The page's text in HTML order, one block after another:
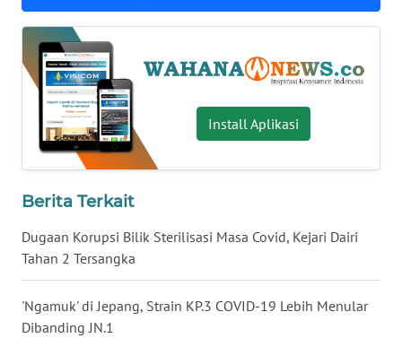
Install Aplikasi
Berita Terkait
Dugaan Korupsi Bilik Sterilisasi Masa Covid, Kejari Dairi
Tahan 2 Tersangka
'Ngamuk' di Jepang, Strain KP.3 COVID-19 Lebih Menular
Dibanding JN.1
NTB
WN
SULTENG
WN
WN
BABEL
WN
SUMBAR